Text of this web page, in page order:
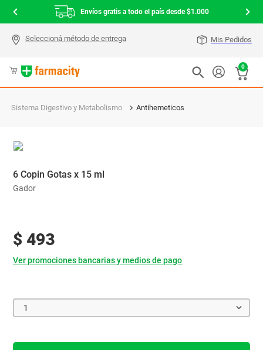
Envíos gratis a todo el país desde $1.000
Mis Pedidos
0
Sistema Digestivo y Metabolismo Antihemeticos
6 Copin Gotas x 15 ml
Gador
$ 493
Ver promociones bancarias y medios de pago
1